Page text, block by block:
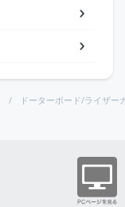
ドーターボード/ライザー